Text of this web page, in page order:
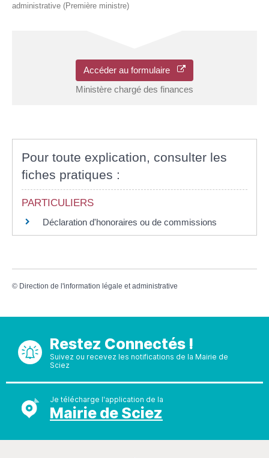
administrative (Première ministre)
Accéder au formulaire
Ministère chargé des finances
Pour toute explication, consulter les
fiches pratiques :
PARTICULIERS
Déclaration d'honoraires ou de commissions
© Direction de l'information légale et administrative
Restez Connectés !
Suivez ou recevez les notifications de la Mairie de
Sciez
Je télécharge l'application de la
Mairie de Sciez